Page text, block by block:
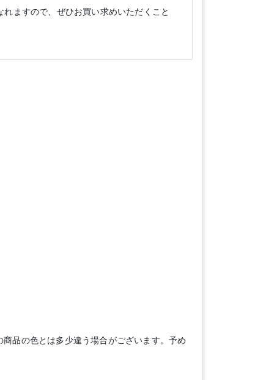
ますので、ぜひお買い求めいただくこと
品の色とは多少違う場合がございます。予め